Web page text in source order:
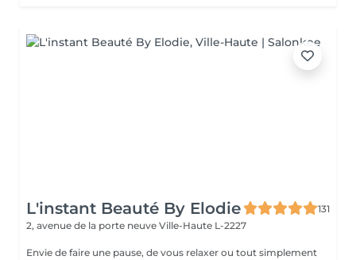
L'instant Beauté By Elodie
131
2, avenue de la porte neuve Ville-Haute L-2227
Envie de faire une pause, de vous relaxer ou tout simplement